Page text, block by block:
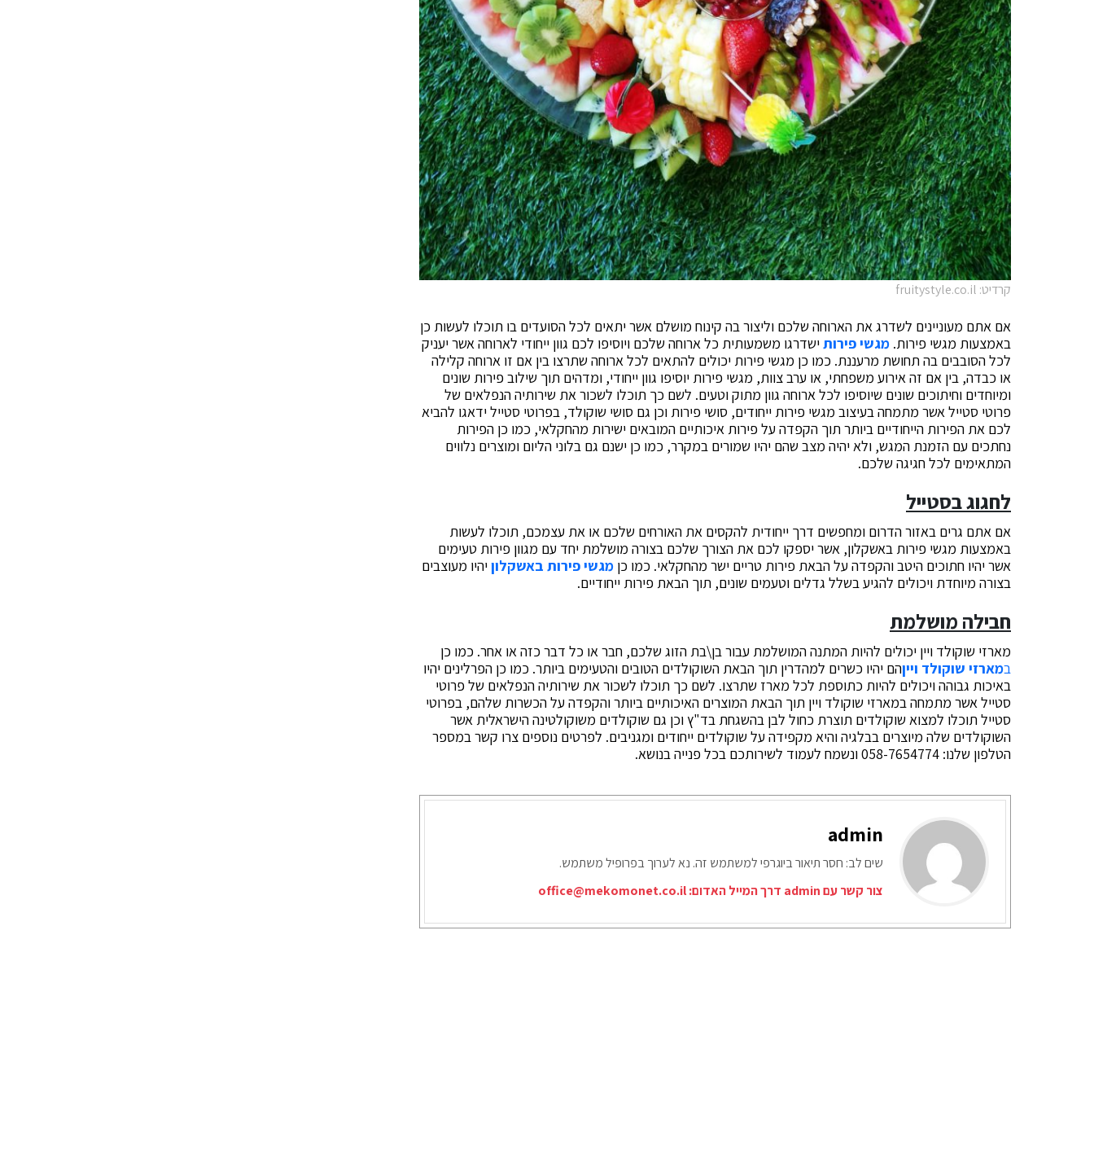
קרדיט: fruitystyle.co.il
אם אתם מעוניינים לשדרג את הארוחה שלכם וליצור בה קינוח מושלם אשר יתאים לכל הסועדים בו תוכלו לעשות כן
באמצעות מגשי פירות. מגשי פירותישדרגו משמעותית כל ארוחה שלכם ויוסיפו לכם גוון ייחודי לארוחה אשר יעניק
לכל הסובבים בה תחושת מרעננת. כמו כן מגשי פירות יכולים להתאים לכל ארוחה שתרצו בין אם זו ארוחה קלילה
או כבדה, בין אם זה אירוע משפחתי, או ערב צוות, מגשי פירות יוסיפו גוון ייחודי, ומדהים תוך שילוב פירות שונים
ומיוחדים וחיתוכים שונים שיוסיפו לכל ארוחה גוון מתוק וטעים. לשם כך תוכלו לשכור את שירותיה הנפלאים של
פרוטי סטייל אשר מתמחה בעיצוב מגשי פירות ייחודים, סושי פירות וכן גם סושי שוקולד, בפרוטי סטייל ידאגו להביא
לכם את הפירות הייחודיים ביותר תוך הקפדה על פירות איכותיים המובאים ישירות מהחקלאי, כמו כן הפירות
נחתכים עם הזמנת המגש, ולא יהיה מצב שהם יהיו שמורים במקרר, כמו כן ישנם גם בלוני הליום ומוצרים נלווים
המתאימים לכל חגיגה שלכם.
לחגוג בסטייל
אם אתם גרים באזור הדרום ומחפשים דרך ייחודית להקסים את האורחים שלכם או את עצמכם, תוכלו לעשות
באמצעות מגשי פירות באשקלון, אשר יספקו לכם את הצורך שלכם בצורה מושלמת יחד עם מגוון פירות טעימים
אשר יהיו חתוכים היטב והקפדה על הבאת פירות טריים ישר מהחקלאי. כמו כן מגשי פירות באשקלוןיהיו מעוצבים
בצורה מיוחדת ויכולים להגיע בשלל גדלים וטעמים שונים, תוך הבאת פירות ייחודיים.
חבילה מושלמת
מארזי שוקולד ויין יכולים להיות המתנה המושלמת עבור בן\בת הזוג שלכם, חבר או כל דבר כזה או אחר. כמו כן
במארזי שוקולד וייןהם יהיו כשרים למהדרין תוך הבאת השוקולדים הטובים והטעימים ביותר. כמו כן הפרלינים יהיו
באיכות גבוהה ויכולים להיות כתוספת לכל מארז שתרצו. לשם כך תוכלו לשכור את שירותיה הנפלאים של פרוטי
סטייל אשר מתמחה במארזי שוקולד ויין תוך הבאת המוצרים האיכותיים ביותר והקפדה על הכשרות שלהם, בפרוטי
סטייל תוכלו למצוא שוקולדים תוצרת כחול לבן בהשגחת בד"ץ וכן גם שוקולדים משוקולטינה הישראלית אשר
השוקולדים שלה מיוצרים בבלגיה והיא מקפידה על שוקולדים ייחודים ומגניבים. לפרטים נוספים צרו קשר במספר
הטלפון שלנו: 058-7654774 ונשמח לעמוד לשירותכם בכל פנייה בנושא.
admin
שים לב: חסר תיאור ביוגרפי למשתמש זה. נא לערוך בפרופיל משתמש.
צור קשר עם admin דרך המייל האדום:
office@mekomonet.co.il